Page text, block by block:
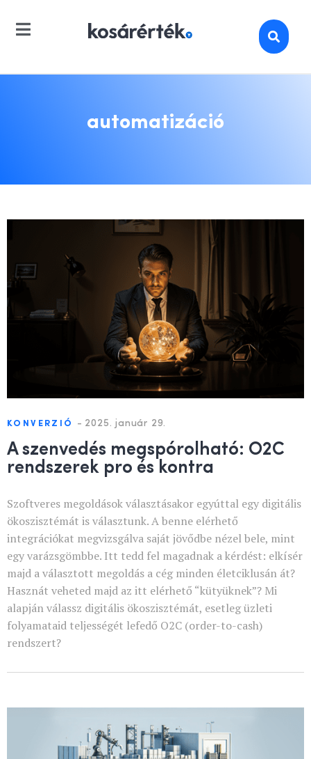
automatizáció
KONVERZIÓ - 2025. január 29.
A szenvedés megspórolható: O2C
rendszerek pro és kontra
Szoftveres megoldások választásakor egyúttal egy digitális
ökoszisztémát is választunk. A benne elérhető
integrációkat megvizsgálva saját jövődbe nézel bele, mint
egy varázsgömbbe. Itt tedd fel magadnak a kérdést: elkísér
majd a választott megoldás a cég minden életciklusán át?
Hasznát veheted majd az itt elérhető “kütyüknek”? Mi
alapján válassz digitális ökoszisztémát, esetleg üzleti
folyamataid teljességét lefedő O2C (order-to-cash)
rendszert?